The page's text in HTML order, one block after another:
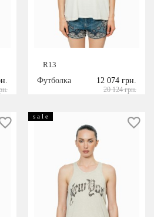
R13
Футболка
12 074 грн.
20 124 грн.
s a l e